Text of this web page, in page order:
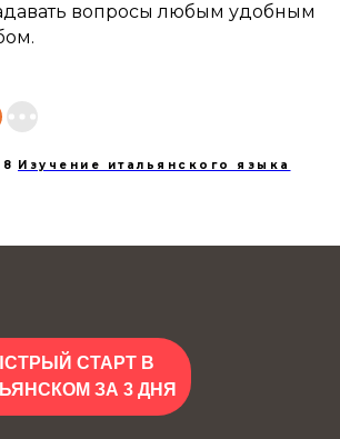
вопросы любым удобным
Изучение итальянского языка
СТАРТ В
ЗА 3 ДНЯ